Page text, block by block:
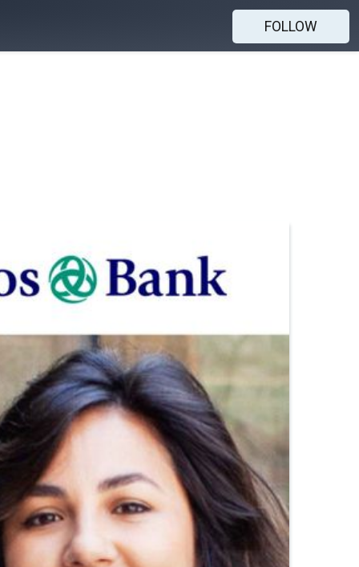
FOLLOW